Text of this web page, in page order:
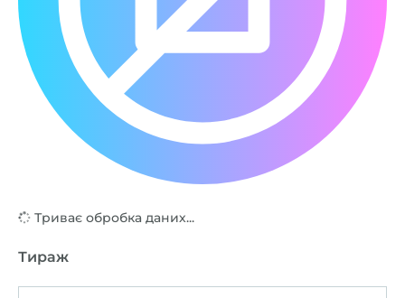
Триває обробка даних...
Тираж